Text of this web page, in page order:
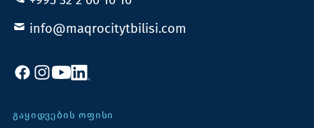
info@maqrocitytbilisi.com
ᲒᲐᲧᲘᲓᲕᲔᲑᲘᲡ ᲝᲤᲘᲡᲘ